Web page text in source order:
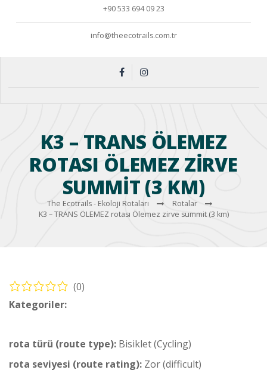
+90 533 694 09 23
info@theecotrails.com.tr
K3 – TRANS ÖLEMEZ
ROTASI ÖLEMEZ ZIRVE
SUMMIT (3 KM)
The Ecotrails - Ekoloji Rotaları
Rotalar
K3 – TRANS ÖLEMEZ rotası Ölemez zirve summit (3 km)
(0)
Kategoriler:
Bisiklet – Köyceğiz Rotaları (Cycling – Köyceğiz
rota türü (route type): Bisiklet (Cycling)
rota seviyesi (route rating): Zor (difficult)